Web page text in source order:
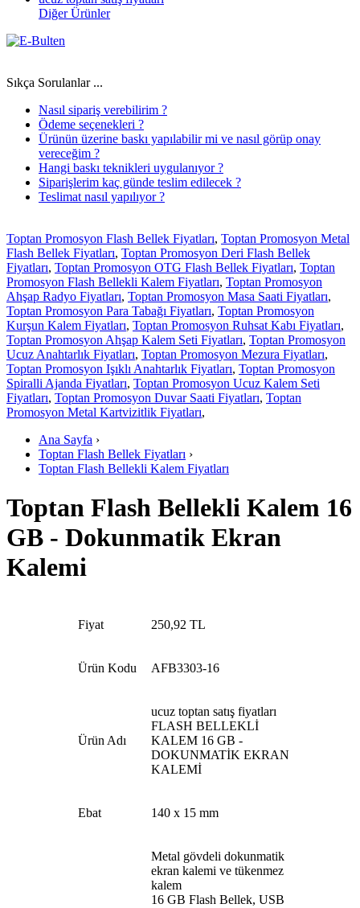
Diğer Ürünler
Sıkça Sorulanlar ...
Nasıl sipariş verebilirim ?
Ödeme seçenekleri ?
Ürünün üzerine baskı yapılabilir mi ve nasıl görüp onay
vereceğim ?
Hangi baskı teknikleri uygulanıyor ?
Siparişlerim kaç günde teslim edilecek ?
Teslimat nasıl yapılıyor ?
Toptan Promosyon Flash Bellek Fiyatları, Toptan Promosyon Metal
Flash Bellek Fiyatları, Toptan Promosyon Deri Flash Bellek
Fiyatları, Toptan Promosyon OTG Flash Bellek Fiyatları, Toptan
Promosyon Flash Bellekli Kalem Fiyatları, Toptan Promosyon
Ahşap Radyo Fiyatları, Toptan Promosyon Masa Saati Fiyatları,
Toptan Promosyon Para Tabağı Fiyatları, Toptan Promosyon
Kurşun Kalem Fiyatları, Toptan Promosyon Ruhsat Kabı Fiyatları,
Toptan Promosyon Ahşap Kalem Seti Fiyatları, Toptan Promosyon
Ucuz Anahtarlık Fiyatları, Toptan Promosyon Mezura Fiyatları,
Toptan Promosyon Işıklı Anahtarlık Fiyatları, Toptan Promosyon
Spiralli Ajanda Fiyatları, Toptan Promosyon Ucuz Kalem Seti
Fiyatları, Toptan Promosyon Duvar Saati Fiyatları, Toptan
Promosyon Metal Kartvizitlik Fiyatları,
Ana Sayfa ›
Toptan Flash Bellek Fiyatları ›
Toptan Flash Bellekli Kalem Fiyatları
Toptan Flash Bellekli Kalem 16
GB - Dokunmatik Ekran
Kalemi
Fiyat 250,92 TL
Ürün Kodu AFB3303-16
Ürün Adı
ucuz toptan satış fiyatları
FLASH BELLEKLİ
KALEM 16 GB -
DOKUNMATİK EKRAN
KALEMİ
Ebat 140 x 15 mm
Metal gövdeli dokunmatik
ekran kalemi ve tükenmez
kalem
16 GB Flash Bellek, USB